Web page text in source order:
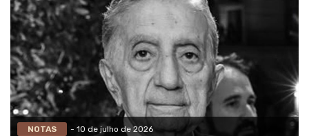
NOTAS - 10 de julho de 2026